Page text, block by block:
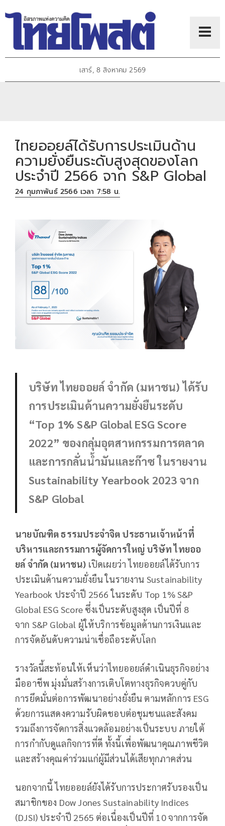
เสาร์, 8 สิงหาคม 2569
ไทยออยล์ได้รับการประเมินด้าน
ความยั่งยืนระดับสูงสุดของโลก
ประจำปี 2566 จาก S&P Global
24 กุมภาพันธ์ 2566 เวลา 7:58 น.
บริษัท ไทยออยล์ จำกัด (มหาชน) ได้รับ
การประเมินด้านความยั่งยืนระดับ
“Top 1% S&P Global ESG Score
2022” ของกลุ่มอุตสาหกรรมการตลาด
และการกลั่นน้ำมันและก๊าซ ในรายงาน
Sustainability Yearbook 2023 จาก
S&P Global
นายบัณฑิต ธรรมประจำจิต ประธานเจ้าหน้าที่
บริหารและกรรมการผู้จัดการใหญ่ บริษัท ไทยออ
ยล์ จำกัด (มหาชน) เปิดเผยว่า ไทยออยล์ได้รับการ
ประเมินด้านความยั่งยืน ในรายงาน Sustainability
Yearbook ประจำปี 2566 ในระดับ Top 1% S&P
Global ESG Score ซึ่งเป็นระดับสูงสุด เป็นปีที่ 8
จาก S&P Global ผู้ให้บริการข้อมูลด้านการเงินและ
การจัดอันดับความน่าเชื่อถือระดับโลก
รางวัลนี้สะท้อนให้เห็นว่าไทยออยล์ดำเนินธุรกิจอย่าง
มืออาชีพ มุ่งมั่นสร้างการเติบโตทางธุรกิจควบคู่กับ
การยึดมั่นต่อการพัฒนาอย่างยั่งยืน ตามหลักการ ESG
ด้วยการแสดงความรับผิดชอบต่อชุมชนและสังคม
รวมถึงการจัดการสิ่งแวดล้อมอย่างเป็นระบบ ภายใต้
การกำกับดูแลกิจการที่ดี ทั้งนี้เพื่อพัฒนาคุณภาพชีวิต
และสร้างคุณค่าร่วมแก่ผู้มีส่วนได้เสียทุกภาคส่วน
นอกจากนี้ ไทยออยล์ยังได้รับการประกาศรับรองเป็น
สมาชิกของ Dow Jones Sustainability Indices
(DJSI) ประจำปี 2565 ต่อเนื่องเป็นปีที่ 10 จากการจัด